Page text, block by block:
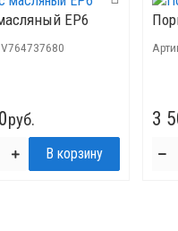
EP6
V764737680
руб. 3